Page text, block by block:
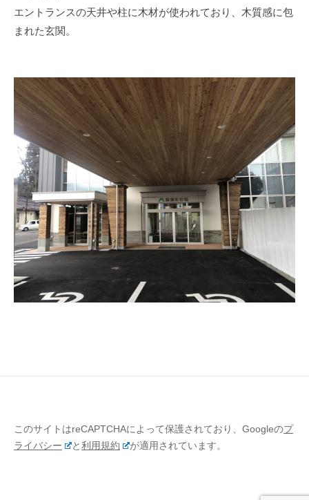
O
w
e
r
s
C
o
o
p
e
r
a
t
i
c
i
綱
町
場
2022
年
7
月
21
日
by
森
林
づ
く
エントランスの天井や柱に木材が使われており、木質感に包
まれた玄関。
このサイトはreCAPTCHAによって保護されており、Googleのプ
ライバシー
と利用規約 が適用されています。
o
p
a
t
i
v
e
A
s
s
o
c
i
a
t
i